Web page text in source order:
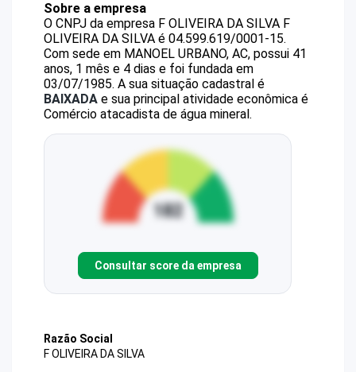
Sobre a empresa
O CNPJ da empresa F OLIVEIRA DA SILVA F
OLIVEIRA DA SILVA é 04.599.619/0001-15.
Com sede em MANOEL URBANO, AC, possui 41
anos, 1 mês e 4 dias e foi fundada em
03/07/1985. A sua situação cadastral é
BAIXADA e sua principal atividade econômica é
Comércio atacadista de água mineral.
Consultar score da empresa
Razão Social
F OLIVEIRA DA SILVA